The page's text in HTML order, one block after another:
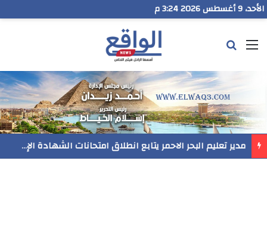
الأحد، 9 أغسطس 2026 3:24 م
القائمة
مدير تعليم البحر الاحمر يتابع انطلاق امتحانات الشهادة الإعدادية ويؤكد: الانضباط